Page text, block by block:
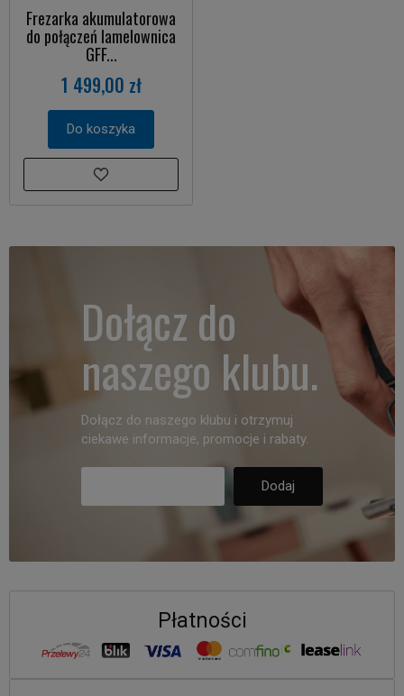
Frezarka akumulatorowa
do połączeń lamelownica
GFF...
1 499,00 zł
Do koszyka
Dołącz do
naszego klubu.
Dołącz do naszego klubu i otrzymuj
ciekawe informacje, promocje i rabaty.
Płatności